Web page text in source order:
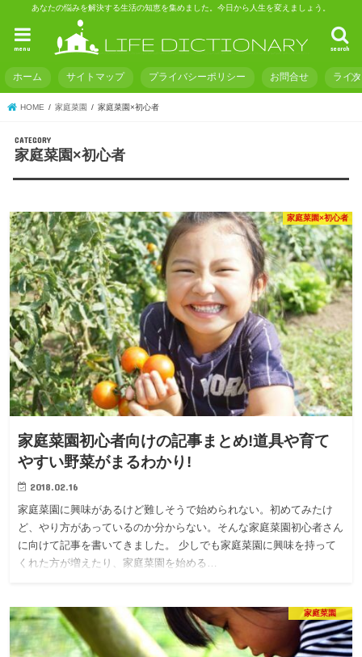
あなたの悩みを解決する生活の知恵を集めました。今日から人生を変えましょう。
search
menu
ホーム サイトマップ プライバシーポリシー お問合せ ライ
HOME 家庭菜園 家庭菜園×初心者
家庭菜園×初心者
家庭菜園×初心者
家庭菜園初心者向けの記事まとめ!道具や育て
やすい野菜がまるわかり!
2018.02.16
家庭菜園に興味があるけど難しそうで始められない。初めてみたけ
ど、やり方があっているのか分からない。そんな家庭菜園初心者さん
に向けて記事を書いてきました。 少しでも家庭菜園に興味を持って
くれた方が増えたり、家庭菜園を始める…
家庭菜園